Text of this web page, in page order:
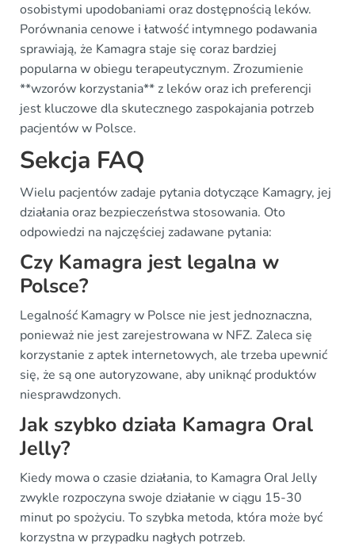
osobistymi upodobaniami oraz dostępnością leków.
Porównania cenowe i łatwość intymnego podawania
sprawiają, że Kamagra staje się coraz bardziej
popularna w obiegu terapeutycznym. Zrozumienie
**wzorów korzystania** z leków oraz ich preferencji
jest kluczowe dla skutecznego zaspokajania potrzeb
pacjentów w Polsce.
Sekcja FAQ
Wielu pacjentów zadaje pytania dotyczące Kamagry, jej
działania oraz bezpieczeństwa stosowania. Oto
odpowiedzi na najczęściej zadawane pytania:
Czy Kamagra jest legalna w
Polsce?
Legalność Kamagry w Polsce nie jest jednoznaczna,
ponieważ nie jest zarejestrowana w NFZ. Zaleca się
korzystanie z aptek internetowych, ale trzeba upewnić
się, że są one autoryzowane, aby uniknąć produktów
niesprawdzonych.
Jak szybko działa Kamagra Oral
Jelly?
Kiedy mowa o czasie działania, to Kamagra Oral Jelly
zwykle rozpoczyna swoje działanie w ciągu 15-30
minut po spożyciu. To szybka metoda, która może być
korzystna w przypadku nagłych potrzeb.